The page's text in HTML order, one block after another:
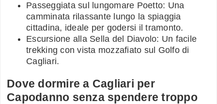
Passeggiata sul lungomare Poetto: Una
camminata rilassante lungo la spiaggia
cittadina, ideale per godersi il tramonto.
Escursione alla Sella del Diavolo: Un facile
trekking con vista mozzafiato sul Golfo di
Cagliari.
Dove dormire a Cagliari per
Capodanno senza spendere troppo